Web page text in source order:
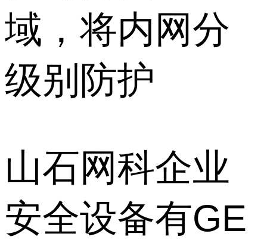
域，将内网分
级别防护
山石网科企业
安全设备有GE